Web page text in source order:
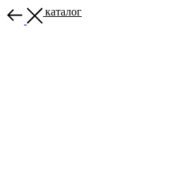
Назад в каталог